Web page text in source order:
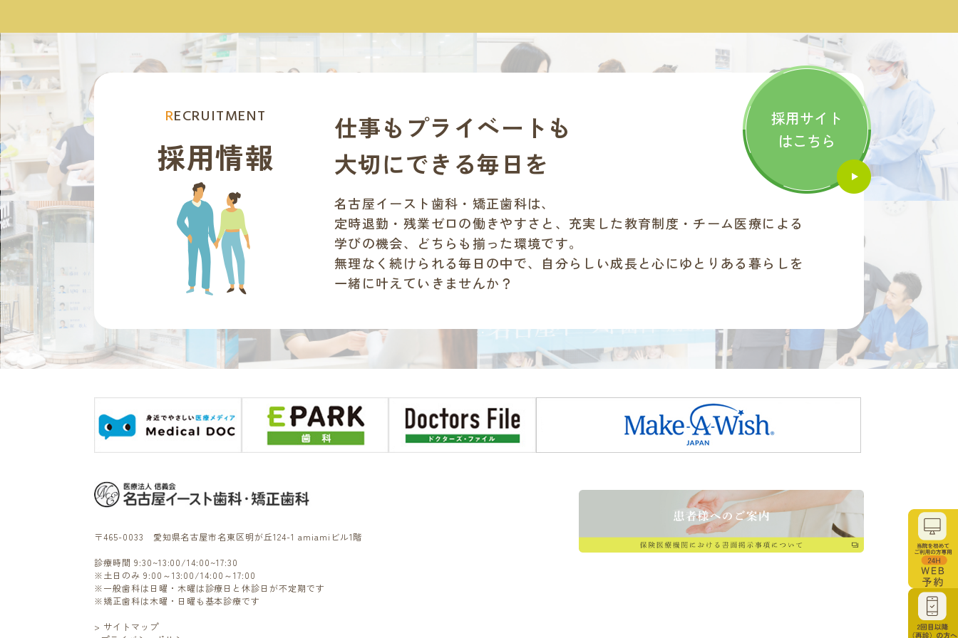
RECRUITMENT
採用情報
仕事もプライベートも
大切にできる毎日を
名古屋イースト歯科・矯正歯科は、
定時退勤・残業ゼロの働きやすさと、充実した教育制度・チーム医療による
学びの機会、どちらも揃った環境です。
無理なく続けられる毎日の中で、自分らしい成長と心にゆとりある暮らしを
一緒に叶えていきませんか？
採用サイト
はこちら
〒465-0033 愛知県名古屋市名東区明が丘124-1 amiamiビル1階
診療時間 9:30~13:00/14:00~17:30
※土日のみ 9:00～13:00/14:00～17:00
※一般歯科は日曜・木曜は診療日と休診日が不定期です
※矯正歯科は木曜・日曜も基本診療です
> サイトマップ